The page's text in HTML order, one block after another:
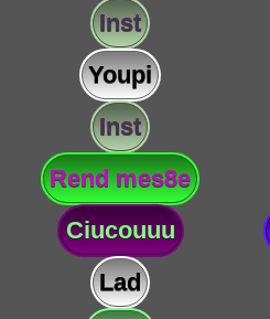
Inst
Youpi
Inst
Rend mes8e
Ciucouuu
Lad